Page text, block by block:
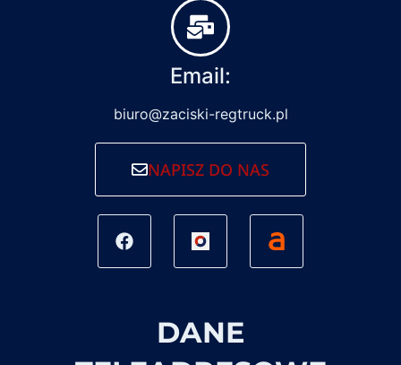
Email:
biuro@zaciski-regtruck.pl
NAPISZ DO NAS
DANE